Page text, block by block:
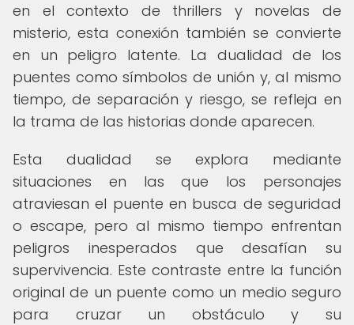
en el contexto de thrillers y novelas de
misterio, esta conexión también se convierte
en un peligro latente. La dualidad de los
puentes como símbolos de unión y, al mismo
tiempo, de separación y riesgo, se refleja en
la trama de las historias donde aparecen.
Esta dualidad se explora mediante
situaciones en las que los personajes
atraviesan el puente en busca de seguridad
o escape, pero al mismo tiempo enfrentan
peligros inesperados que desafían su
supervivencia. Este contraste entre la función
original de un puente como un medio seguro
para cruzar un obstáculo y su